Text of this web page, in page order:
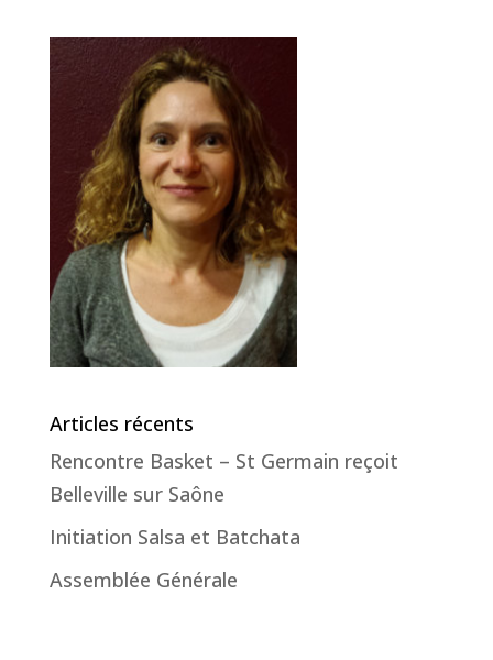
Articles récents
Rencontre Basket – St Germain reçoit
Belleville sur Saône
Initiation Salsa et Batchata
Assemblée Générale